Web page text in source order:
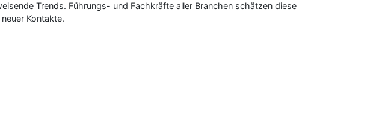
Trends. Führungs- und Fachkräfte aller Branchen schätzen diese
Kontakte.